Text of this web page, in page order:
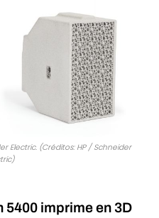
Electric.(Créditos: HP / Schneider
5400 imprime en 3D